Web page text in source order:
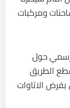
ومركبات
رسمي حول
الطريق
بفرض الاتاوات